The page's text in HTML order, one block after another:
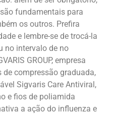
fundamentais para
os outros. Prefira
e lembre-se de trocá-la
no intervalo de no
GROUP, empresa
compressão graduada,
Sigvaris Care Antiviral,
e fios de poliamida
a ação do influenza e